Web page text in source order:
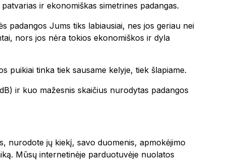
ir ekonomiškas simetrines padangas.
padangos Jums tiks labiausiai, nes jos geriau nei
nors jos nėra tokios ekonomiškos ir dyla
puikiai tinka tiek sausame kelyje, tiek šlapiame.
ir kuo mažesnis skaičius nurodytas padangos
nurodote jų kiekį, savo duomenis, apmokėjimo
Mūsų internetinėje parduotuvėje nuolatos